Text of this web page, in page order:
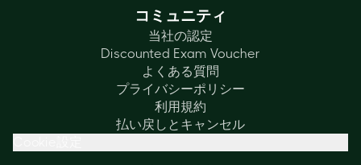
コミュニティ
当社の認定
Discounted Exam Voucher
よくある質問
プライバシーポリシー
利用規約
払い戻しとキャンセル